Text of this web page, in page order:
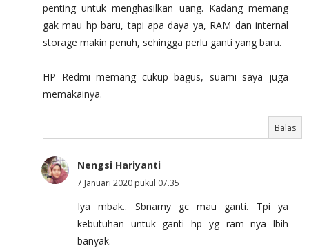
penting untuk menghasilkan uang. Kadang memang
gak mau hp baru, tapi apa daya ya, RAM dan internal
storage makin penuh, sehingga perlu ganti yang baru.
HP Redmi memang cukup bagus, suami saya juga
memakainya.
Balas
Nengsi Hariyanti
7 Januari 2020 pukul 07.35
Iya mbak.. Sbnarny gc mau ganti. Tpi ya
kebutuhan untuk ganti hp yg ram nya lbih
banyak.